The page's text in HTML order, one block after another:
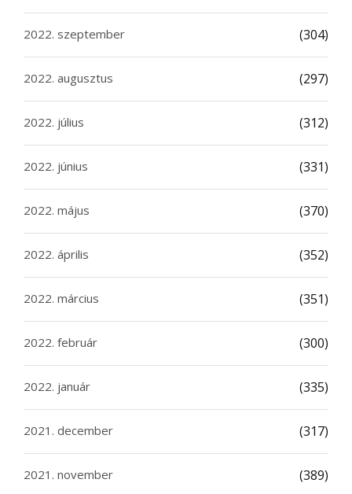
2022. szeptember (304)
2022. augusztus (297)
2022. július (312)
2022. június (331)
2022. május (370)
2022. április (352)
2022. március (351)
2022. február (300)
2022. január (335)
2021. december (317)
2021. november (389)